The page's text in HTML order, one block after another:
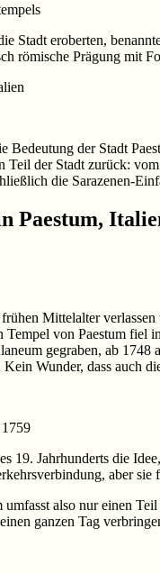
Stadt eroberten,
römische Prägung mit
Bedeutung der Stadt
Teil der Stadt zurück:
die Sarazenen-
Paestum,
Mittelalter
von Paestum
gegraben, ab
Wunder, dass auch
19. Jahrhunderts die
aber sie
also nur einen
ganzen Tag